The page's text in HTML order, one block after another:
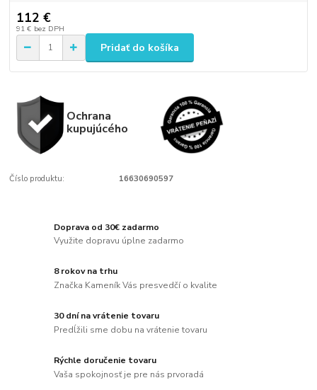
112 €
91 € bez DPH
Pridať do košíka
Ochrana
kupujúcého
Číslo produktu: 16630690597
Doprava od 30€ zadarmo
Využite dopravu úplne zadarmo
8 rokov na trhu
Značka Kameník Vás presvedčí o kvalite
30 dní na vrátenie tovaru
Predĺžili sme dobu na vrátenie tovaru
Rýchle doručenie tovaru
Vaša spokojnosť je pre nás prvoradá